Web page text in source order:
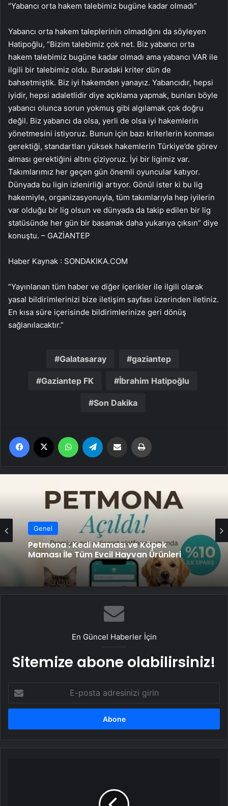
“Yabancı orta hakem talebimiz bugüne kadar olmadı”
Yabancı orta hakem taleplerinin olmadığını da söyleyen
Hatipoğlu, “Bizim talebimiz çok net. Biz yabancı orta
hakem talebimiz bugüne kadar olmadı ama yabancı VAR ile
ilgili bir talebimiz oldu. Buradaki kriter dün de
bahsetmiştik. Biz iyi hakemden yanayız. Yabancıdır, hepsi
iyidir, hepsi adaletlidir diye açıklama yapmak, bunları böyle
yabancı olunca sorun yokmuş gibi algılamak çok doğru
değil. Biz yabancı da olsa, yerli de olsa iyi hakemlerin
yönetmesini istiyoruz. Bunun için bazı kriterlerin konması
gerektiği, standartları yüksek hakemlerin Türkiye’de görev
alması gerektiğini altını çiziyoruz. İyi bir ligimiz var.
Takımlarımız her geçen gün önemli oyuncular katıyor.
Dünyada bu ligin izlenirliği artıyor. Gönül ister ki bu lig
hakemiyle, organizasyonuyla, tüm takımlarıyla hep iyilerin
var olduğu bir lig olsun ve dünyada da takip edilen bir lig
statüsünde her gün bir basamak daha yukarıya çıksın” diye
konuştu. – GAZİANTEP
Haber Kaynak : SONDAKIKA.COM
“Yayınlanan tüm haber ve diğer içerikler ile ilgili olarak
yasal bildirimlerinizi bize iletişim sayfası üzerinden iletiniz.
En kısa süre içerisinde bildirimlerinize geri dönüş
sağlanılacaktır.”
Galatasaray gaziantep
Gaziantep FK İbrahim Hatipoğlu
Son Dakika
Facebook WhatsApp Email'den paylaş
Genel
Petmona : Kedi Maması ve Köpek
Genel
Fiber İnternet ile Ev İnterneti Nasıl Doğru
Seçilir
En Güncel Haberler İçin
Sitemize abone olabilirsiniz!
posta
adresinizi